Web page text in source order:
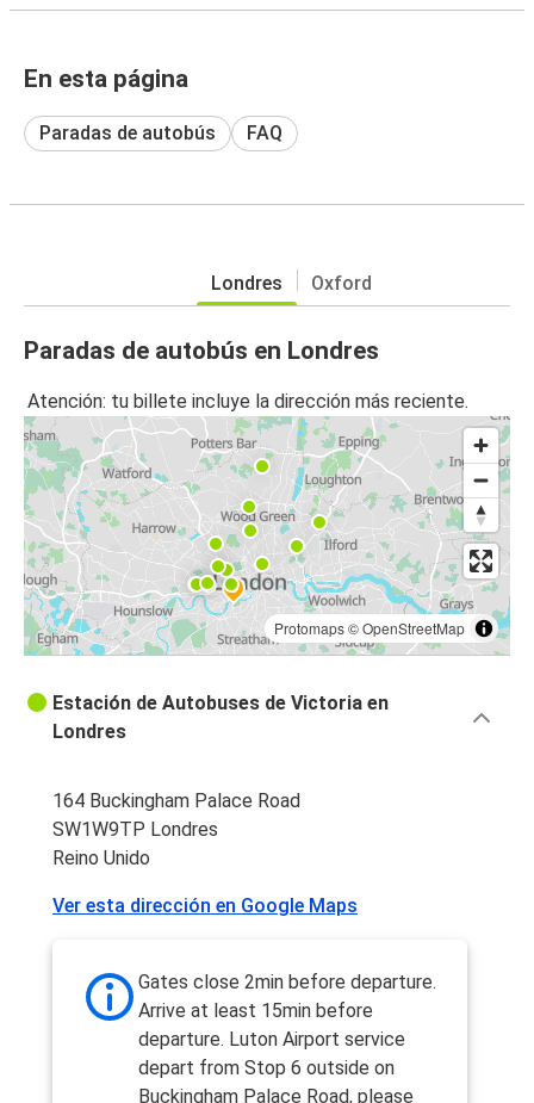
En esta página
Paradas de autobús FAQ
Londres Oxford
Paradas de autobús en Londres
Atención: tu billete incluye la dirección más reciente.
Protomaps©OpenStreetMap
Estación de Autobuses de Victoria en
Londres
164 Buckingham Palace Road
SW1W9TP Londres
Reino Unido
Ver esta dirección en Google Maps
Gates close 2min before departure.
Arrive at least 15min before
departure. Luton Airport service
depart from Stop 6 outside on
Buckingham Palace Road, please